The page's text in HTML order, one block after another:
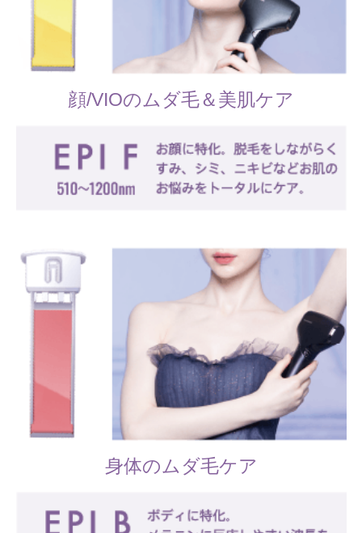
顔/VIOのムダ毛＆美肌ケア
身体のムダ毛ケア